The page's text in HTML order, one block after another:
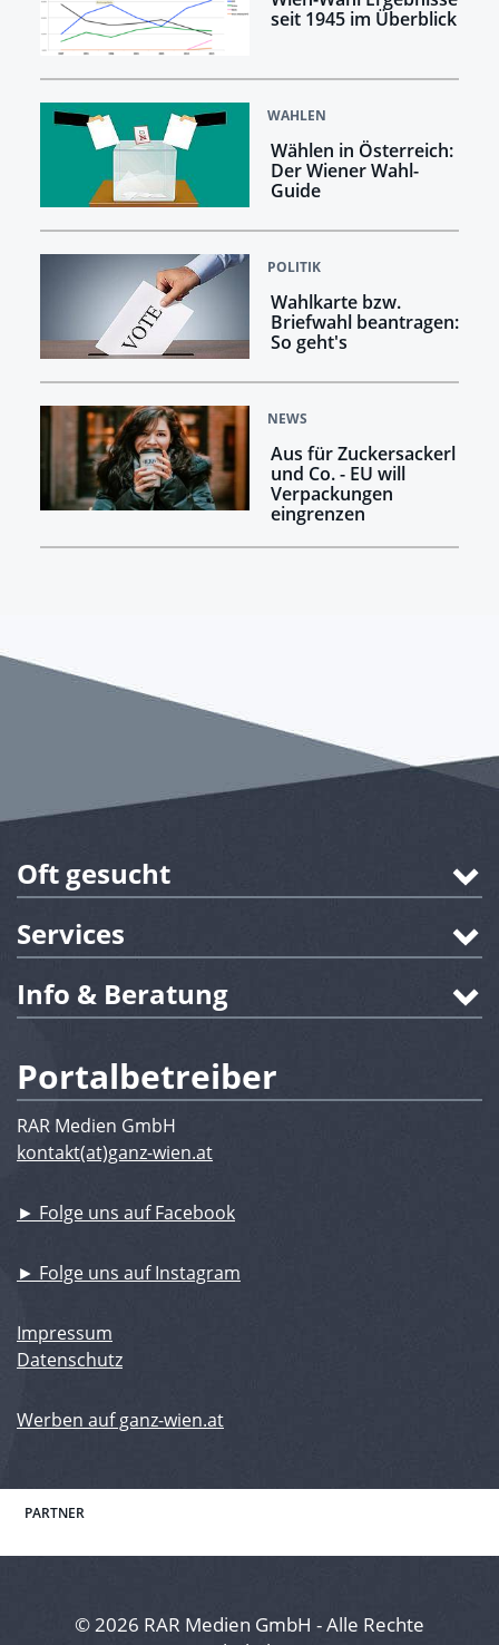
seit 1945 im Überblick
WAHLEN
Wählen in Österreich:
Der Wiener Wahl-
Guide
POLITIK
Wahlkarte bzw.
Briefwahl beantragen:
So geht's
NEWS
Aus für Zuckersackerl
und Co. - EU will
Verpackungen
eingrenzen
Oft gesucht
Services
Info & Beratung
Portalbetreiber
RAR Medien GmbH
kontakt(at)ganz-wien.at
► Folge uns auf Facebook
► Folge uns auf Instagram
Impressum
Datenschutz
Werben auf ganz-wien.at
PARTNER
© 2026 RAR Medien GmbH - Alle Rechte